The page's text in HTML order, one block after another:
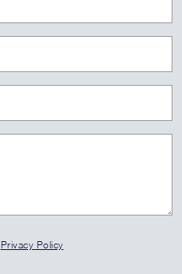
Privacy Policy